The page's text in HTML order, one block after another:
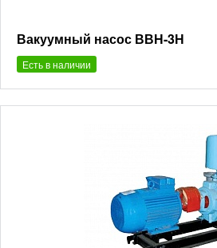
Вакуумный насос ВВН-3Н
Есть в наличии